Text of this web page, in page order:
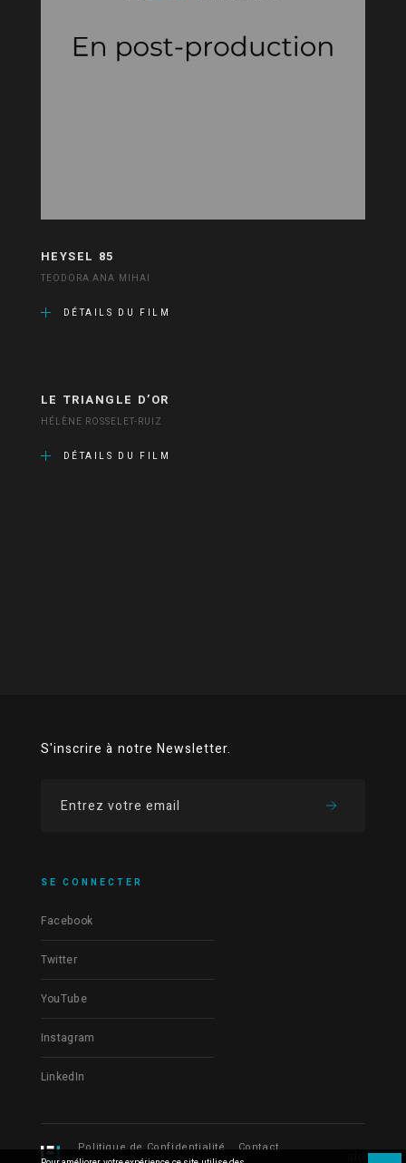
HEYSEL 85
TEODORA ANA MIHAI
DÉTAILS DU FILM
LE TRIANGLE D’OR
HÉLÈNE ROSSELET-RUIZ
DÉTAILS DU FILM
S'inscrire à notre Newsletter.
SE CONNECTER
Facebook
Twitter
YouTube
Instagram
LinkedIn
Politique de Confidentialité
Contact